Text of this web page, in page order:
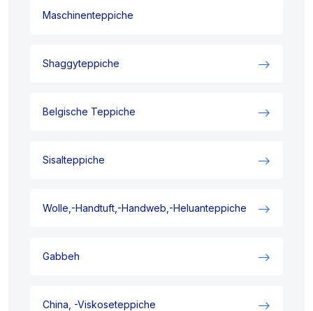
Maschinenteppiche
Shaggyteppiche
Belgische Teppiche
Sisalteppiche
Wolle,-Handtuft,-Handweb,-Heluanteppiche
Gabbeh
China, -Viskoseteppiche